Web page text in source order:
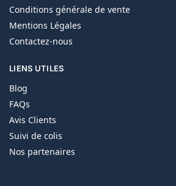
Conditions générale de vente
Mentions Légales
Contactez-nous
LIENS UTILES
Blog
FAQs
Avis Clients
Suivi de colis
Nos partenaires